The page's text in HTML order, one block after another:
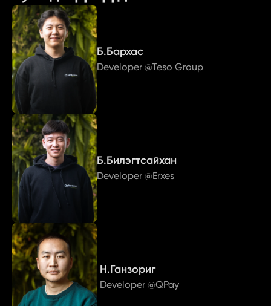
Б.Бархас
Developer @Teso Group
Б.Билэгтсайхан
Developer @Erxes
Н.Ганзориг
Developer @QPay